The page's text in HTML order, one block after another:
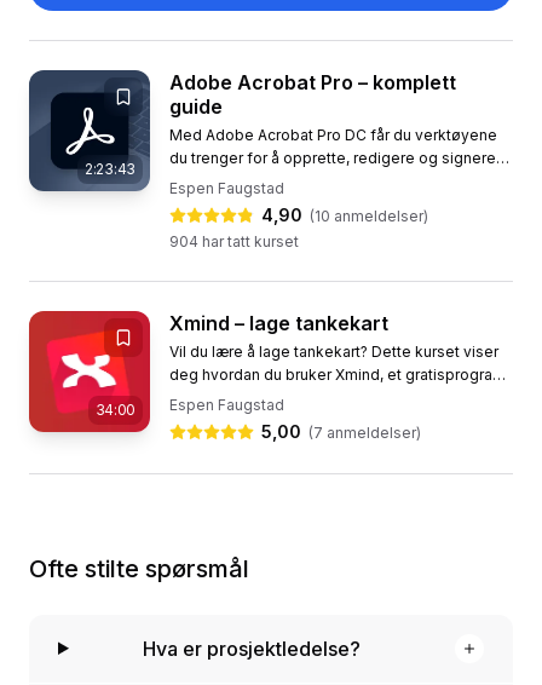
2:23:43
Adobe Acrobat Pro – komplett
guide
Med Adobe Acrobat Pro DC får du verktøyene
du trenger for å opprette, redigere og signere
PDF-dokumenter enkelt. Dette kurset er ideelt
for deg som vil lære...
Espen Faugstad
4,90 (10 anmeldelser)
904 har tatt kurset
34:00
Xmind – lage tankekart
Vil du lære å lage tankekart? Dette kurset viser
deg hvordan du bruker Xmind, et gratisprogram
for å lage digitale tankekart. Tankekart, eller
"mind mapping,"...
Espen Faugstad
5,00 (7 anmeldelser)
Ofte stilte spørsmål
Hva er prosjektledelse?